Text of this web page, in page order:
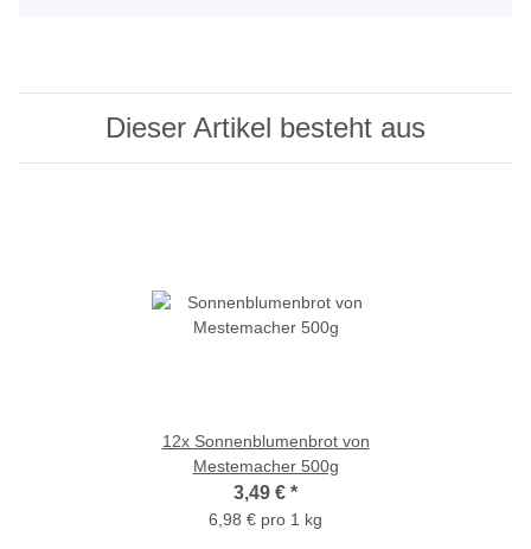
Dieser Artikel besteht aus
12x Sonnenblumenbrot von
Mestemacher 500g
3,49 € *
6,98 € pro 1 kg